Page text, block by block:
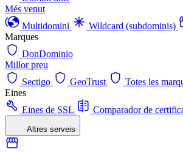
Més venut
Multidomini
Wildcard (subdominis)
Marques
DonDominio
Millor preu
Sectigo
GeoTrust
Totes les
Eines
Eines de SSL
Comparador de
Altres serveis